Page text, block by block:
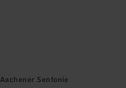
Aachener Senfonie